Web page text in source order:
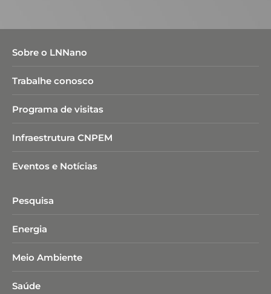
Sobre o LNNano
Trabalhe conosco
Programa de visitas
Infraestrutura CNPEM
Eventos e Notícias
Pesquisa
Energia
Meio Ambiente
Saúde